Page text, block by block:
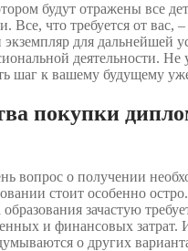
будут отражены все
Все, что требуется от вас,
для дальнейшей
деятельности. Не
шаг к вашему будущему
покупки
вопрос о получении
стоит особенно остро.
зачастую
и финансовых затрат.
о других